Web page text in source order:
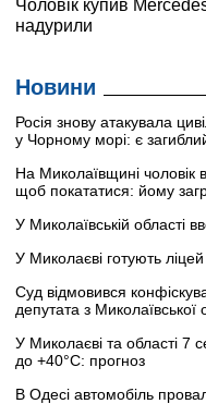
Новини
Росія знову атакувала
у Чорному морі: є
На Миколаївщині чоловік
щоб покататися: йому
У Миколаївській області
У Миколаєві готують
Суд відмовився
депутата з Миколаївської
У Миколаєві та області 7
до +40°C: прогноз
В Одесі автомобіль